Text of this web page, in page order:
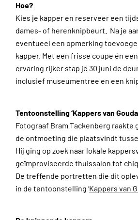
Hoe?
Kies je kapper en reserveer een
dames- of herenknipbeurt. Na je
eventueel een opmerking
kapper. Met een frisse coupe én
ervaring rijker stap je 30 juni de
inclusief museumentree en een
Tentoonstelling ‘Kappers van
Fotograaf Bram Tackenberg raakte
de ontmoeting die plaatsvindt
Hij ging op zoek naar lokale
geïmproviseerde thuissalon tot
De treffende portretten die dit
in de tentoonstelling ‘Kappers van